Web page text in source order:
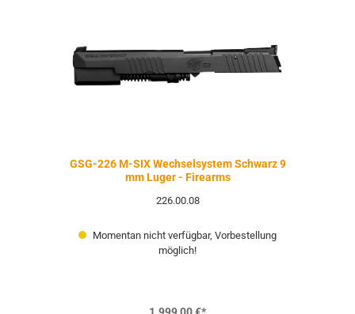
GSG-226 M-SIX Wechselsystem Schwarz 9
mm Luger - Firearms
226.00.08
Momentan nicht verfügbar, Vorbestellung
möglich!